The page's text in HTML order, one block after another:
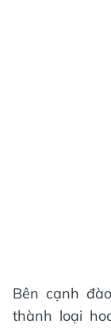
Bên cạnh
thành loại